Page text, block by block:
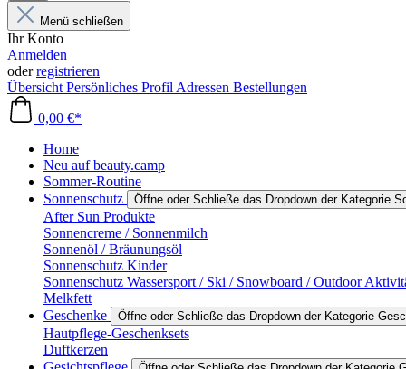
Menü schließen
Ihr Konto
Anmelden
oderregistrieren
Übersicht Persönliches Profil Adressen Bestellungen
0,00 €*
Home
Neu auf beauty.camp
Sommer-Routine
Sonnenschutz
Öffne oder Schließe das Dropdown der Kategorie
After Sun Produkte
Sonnencreme / Sonnenmilch
Sonnenöl / Bräunungsöl
Sonnenschutz Kinder
Sonnenschutz Wassersport / Ski / Snowboard / Outdoor
Melkfett
Geschenke
Öffne oder Schließe das Dropdown der Kategorie
Hautpflege-Geschenksets
Duftkerzen